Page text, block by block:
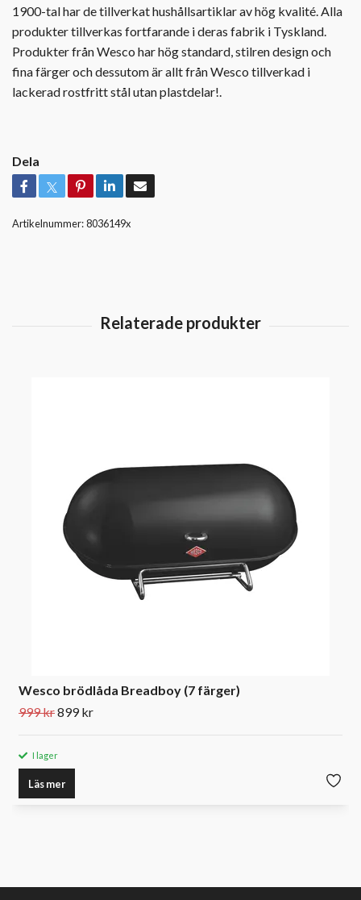
1900-tal har de tillverkat hushållsartiklar av hög kvalité. Alla
produkter tillverkas fortfarande i deras fabrik i Tyskland.
Produkter från Wesco har hög standard, stilren design och
fina färger och dessutom är allt från Wesco tillverkad i
lackerad rostfritt stål utan plastdelar!.
Dela
Artikelnummer:8036149x
Wesco brödlåda Breadboy (7 färger)
999 kr899 kr
I lager
Läs mer